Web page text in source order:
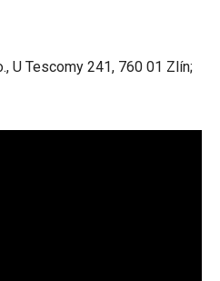
U Tescomy 241, 760 01 Zlín;